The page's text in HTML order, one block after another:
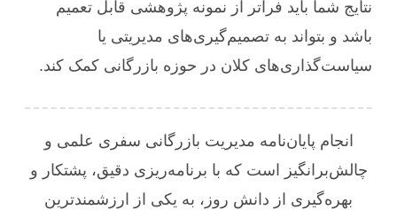
نتایج شما باید فراتر از نمونه پژوهشی قابل تعمیم
باشد و بتواند به تصمیم‌گیری‌های مدیریتی یا
سیاست‌گذاری‌های کلان در حوزه بازرگانی کمک کند.
انجام پایان‌نامه مدیریت بازرگانی سفری علمی و
چالش‌برانگیز است که با برنامه‌ریزی دقیق، پشتکار و
بهره‌گیری از دانش روز، به یکی از ارزشمندترین